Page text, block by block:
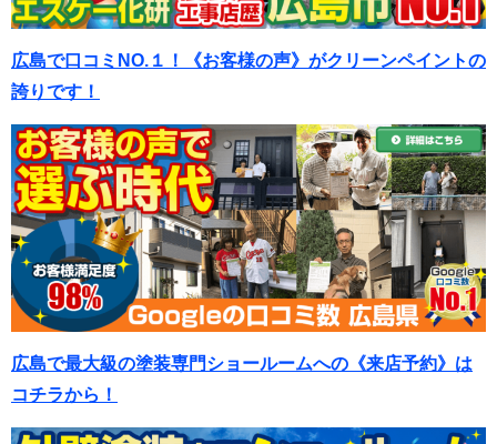
広島で口コミNO.１！《お客様の声》がクリーンペイントの
誇りです！
広島で最大級の塗装専門ショールームへの《来店予約》は
コチラから！